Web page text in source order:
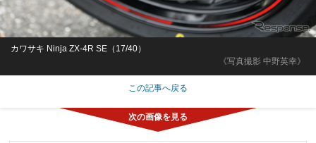
《写真撮影 中野英幸》
カワサキ Ninja ZX-4R SE（17/40）
この記事へ戻る